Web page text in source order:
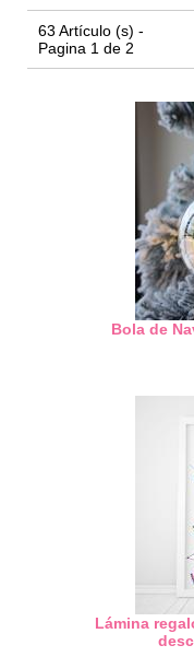
63 Artículo (s) -
Pagina 1 de 2
Bola de
Lámina